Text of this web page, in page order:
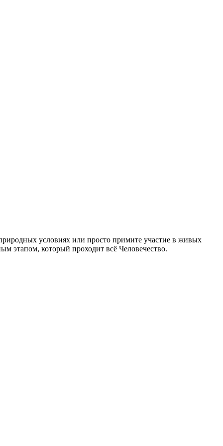
условиях или просто примите участие в живых
этапом, который проходит всё Человечество.